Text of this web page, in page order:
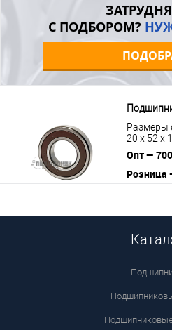
С ПОДБОРОМ?
Размеры
20 x 52 x
Опт —
Розница